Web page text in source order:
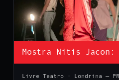
Mostra Nitis Jacon:
Livre Teatro · Londrina — PR